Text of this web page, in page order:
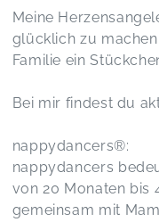
Meine
glücklich zu
Familie ein
Bei mir findest du
nappydancers®️:
nappydancers
von 20 Monaten bis
gemeinsam mit